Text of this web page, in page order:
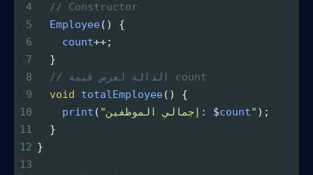
4
// Constructor
5
Employee() {
6
count++;
7
  }
8
// الدالة لعرض قيمة count
9
void totalEmployee() {
10
print ( "إجمالي الموظفين: $count" );
11
  }
12 }
13